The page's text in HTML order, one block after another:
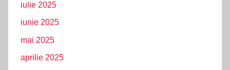
iulie 2025
iunie 2025
mai 2025
aprilie 2025